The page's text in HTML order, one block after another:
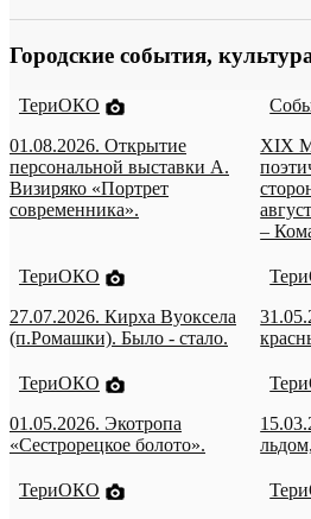
Городские события,
ТериОКО
01.08.2026. Открытие
персональной выставки А.
Визиряко «Портрет
современника».
XIX
–
ТериОКО
27.07.2026. Кирха Вуоксела
(п.Ромашки). Было - стало.
ТериОКО
01.05.2026. Экотропа
«Сестрорецкое болото».
ТериОКО